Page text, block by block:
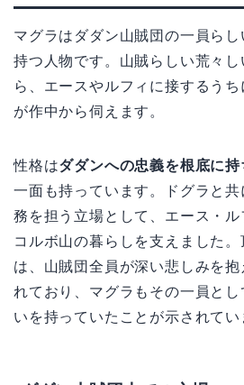
マグラはダダン山賊団の一員らし
持つ人物です。山賊らしい荒々
ら、エースやルフィに接するう
が作中から伺えます。
性格はダダンへの忠義を根底に持
一面も持っています。ドグラと
務を担う立場として、エース・
コルボ山の暮らしを支えました
は、山賊団全員が深い悲しみを
れており、マグラもその一員と
いを持っていたことが示されてい